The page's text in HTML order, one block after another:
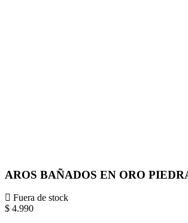
AROS BAÑADOS EN ORO
Fuera de stock
$ 4.990